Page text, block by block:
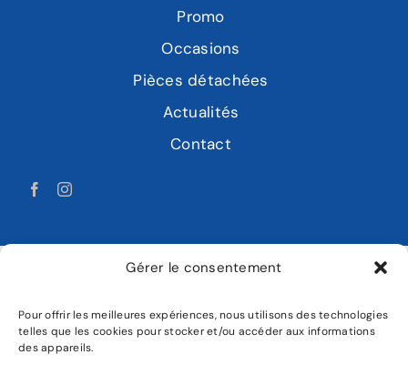
Gérer le consentement
Pour offrir les meilleures expériences, nous utilisons des technologies
telles que les cookies pour stocker et/ou accéder aux informations
des appareils.
Promo
Occasions
Pièces détachées
Actualités
Contact
LABAT MOTOCULTURE